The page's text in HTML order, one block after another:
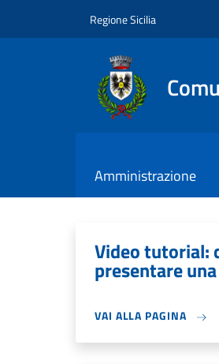
Regione Sicilia
Amministrazione
Video tutorial:
presentare
VAI ALLA PAGINA